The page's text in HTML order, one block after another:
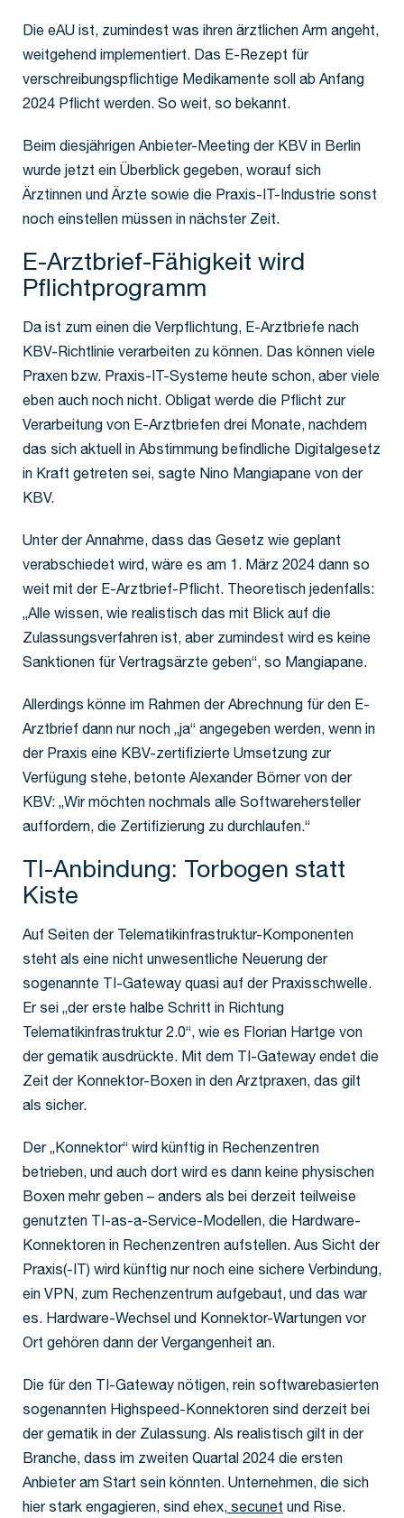
Die eAU ist, zumindest was ihren ärztlichen Arm angeht,
weitgehend implementiert. Das E-Rezept für
verschreibungspflichtige Medikamente soll ab Anfang
2024 Pflicht werden. So weit, so bekannt.
Beim diesjährigen Anbieter-Meeting der KBV in Berlin
wurde jetzt ein Überblick gegeben, worauf sich
Ärztinnen und Ärzte sowie die Praxis-IT-Industrie sonst
noch einstellen müssen in nächster Zeit.
E-Arztbrief-Fähigkeit wird
Pflichtprogramm
Da ist zum einen die Verpflichtung, E-Arztbriefe nach
KBV-Richtlinie verarbeiten zu können. Das können viele
Praxen bzw. Praxis-IT-Systeme heute schon, aber viele
eben auch noch nicht. Obligat werde die Pflicht zur
Verarbeitung von E-Arztbriefen drei Monate, nachdem
das sich aktuell in Abstimmung befindliche Digitalgesetz
in Kraft getreten sei, sagte Nino Mangiapane von der
KBV.
Unter der Annahme, dass das Gesetz wie geplant
verabschiedet wird, wäre es am 1. März 2024 dann so
weit mit der E-Arztbrief-Pflicht. Theoretisch jedenfalls:
„Alle wissen, wie realistisch das mit Blick auf die
Zulassungsverfahren ist, aber zumindest wird es keine
Sanktionen für Vertragsärzte geben“, so Mangiapane.
Allerdings könne im Rahmen der Abrechnung für den E-
Arztbrief dann nur noch „ja“ angegeben werden, wenn in
der Praxis eine KBV-zertifizierte Umsetzung zur
Verfügung stehe, betonte Alexander Börner von der
KBV: „Wir möchten nochmals alle Softwarehersteller
auffordern, die Zertifizierung zu durchlaufen.“
TI-Anbindung: Torbogen statt
Kiste
Auf Seiten der Telematikinfrastruktur-Komponenten
steht als eine nicht unwesentliche Neuerung der
sogenannte TI-Gateway quasi auf der Praxisschwelle.
Er sei „der erste halbe Schritt in Richtung
Telematikinfrastruktur 2.0“, wie es Florian Hartge von
der gematik ausdrückte. Mit dem TI-Gateway endet die
Zeit der Konnektor-Boxen in den Arztpraxen, das gilt
als sicher.
Der „Konnektor“ wird künftig in Rechenzentren
betrieben, und auch dort wird es dann keine physischen
Boxen mehr geben – anders als bei derzeit teilweise
genutzten TI-as-a-Service-Modellen, die Hardware-
Konnektoren in Rechenzentren aufstellen. Aus Sicht der
Praxis(-IT) wird künftig nur noch eine sichere Verbindung,
ein VPN, zum Rechenzentrum aufgebaut, und das war
es. Hardware-Wechsel und Konnektor-Wartungen vor
Ort gehören dann der Vergangenheit an.
Die für den TI-Gateway nötigen, rein softwarebasierten
sogenannten Highspeed-Konnektoren sind derzeit bei
der gematik in der Zulassung. Als realistisch gilt in der
Branche, dass im zweiten Quartal 2024 die ersten
Anbieter am Start sein könnten. Unternehmen, die sich
hier stark engagieren, sind ehex, secunet und Rise.